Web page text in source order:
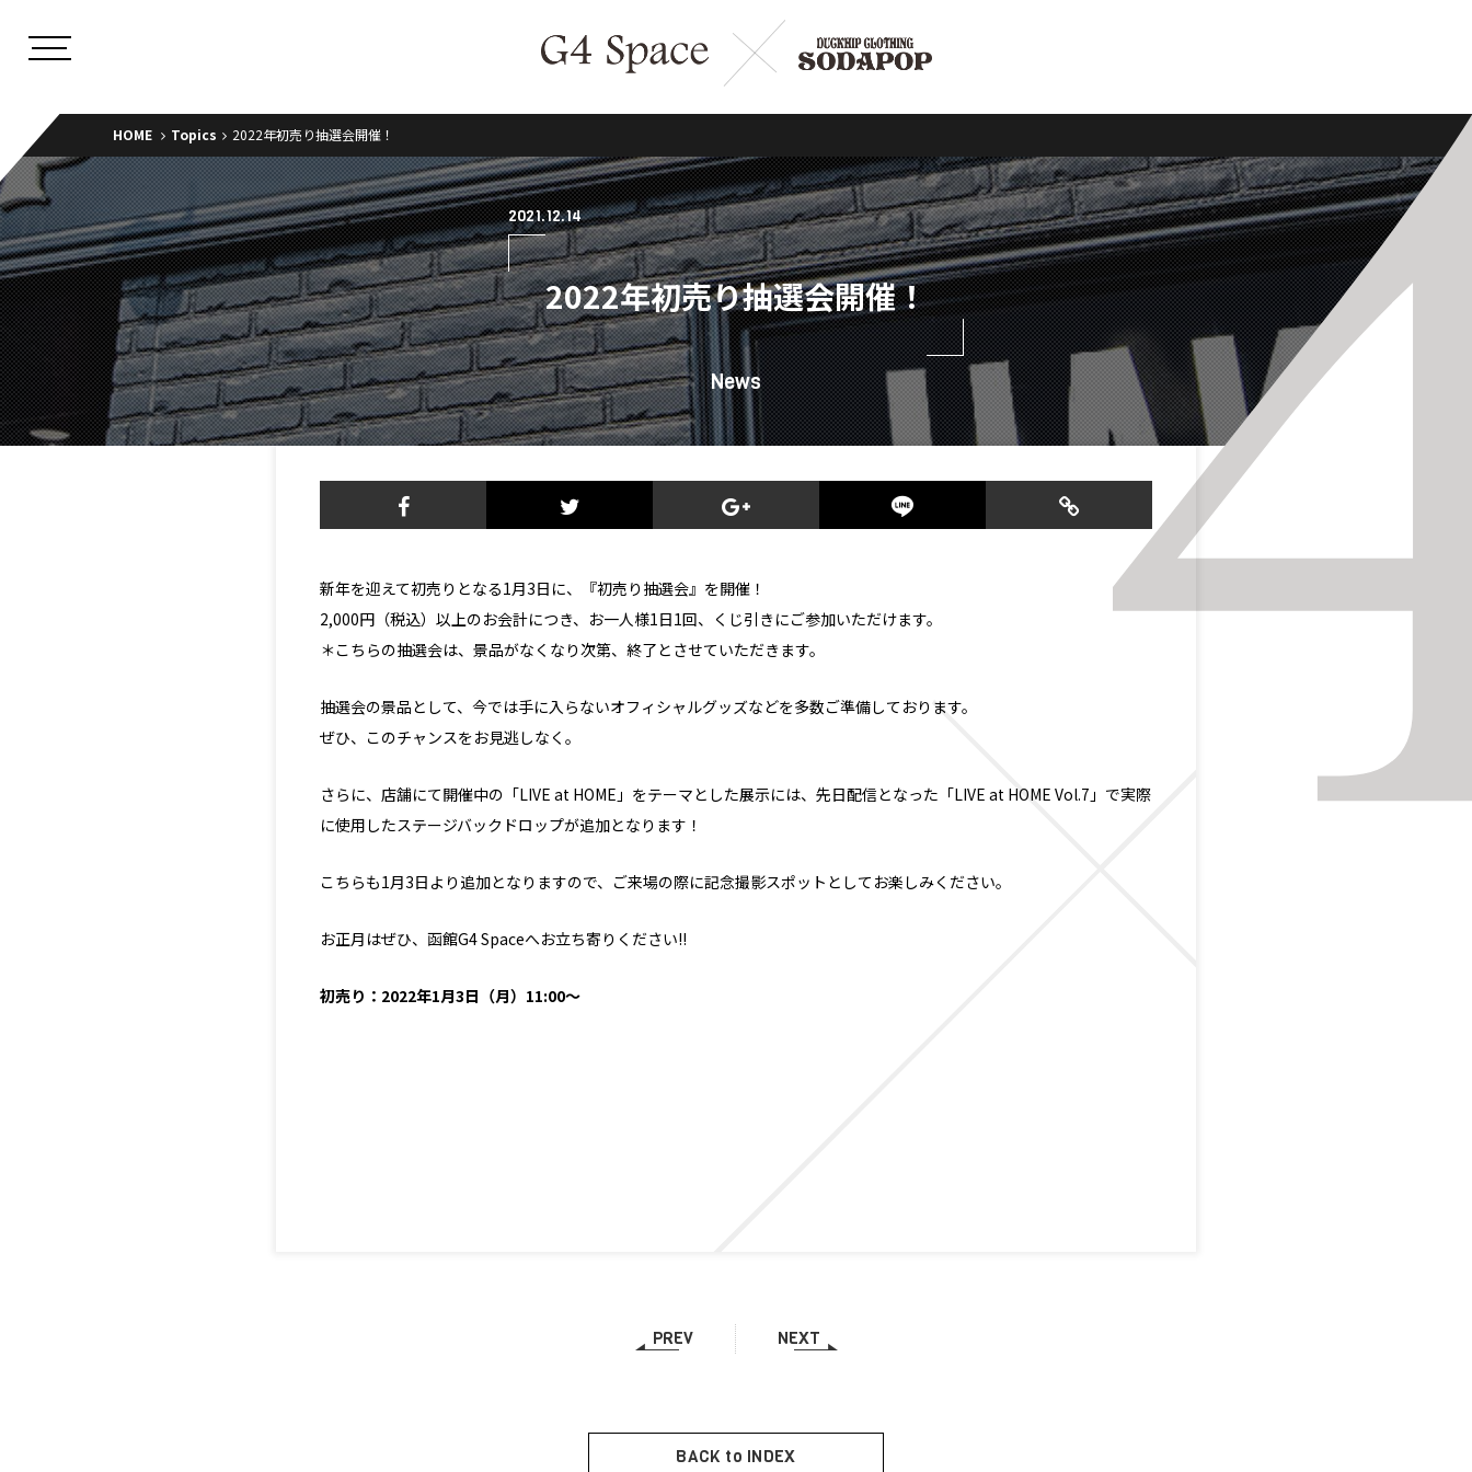
HOME Topics 2022年初売り抽選会開催！
2021.12.14
2022年初売り抽選会開催！
News
新年を迎えて初売りとなる1月3日に、『初売り抽選会』を開催！
2,000円（税込）以上のお会計につき、お一人様1日1回、くじ引きにご参加いただけます。
＊こちらの抽選会は、景品がなくなり次第、終了とさせていただきます。
抽選会の景品として、 今では手に入らないオフィシャルグッズなどを多数ご準備しております。
ぜひ、このチャンスをお見逃しなく。
さらに、店舗にて開催中の「LIVE at HOME」をテーマとした展示には、先日配信となった「LIVE at HOME Vol.7」で実際
に使用したステージバックドロップが追加となります！
こちらも1月3日より追加となりますので、ご来場の際に記念撮影スポットとしてお楽しみください。
お正月はぜひ、函館G4 Spaceへお立ち寄りください!!
初売り：2022年1月3日（月）11:00～
PREV NEXT
BACK to INDEX